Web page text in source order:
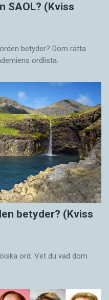
SAOL? (Kviss
betyder? Dom rätta
ordlista.
betyder? (Kviss
ord. Vet du vad dom